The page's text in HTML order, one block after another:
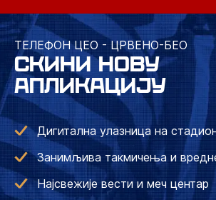
ТЕЛЕФОН ЦЕО - ЦРВЕНО-БЕО
СКИНИ НОВУ
АПЛИКАЦИЈУ
Дигитална улазница на
Занимљива такмичења и
Најсвежије вести и меч центар